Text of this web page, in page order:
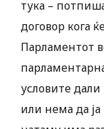
тука –
договор кога
Парламентот
условите
или нема да